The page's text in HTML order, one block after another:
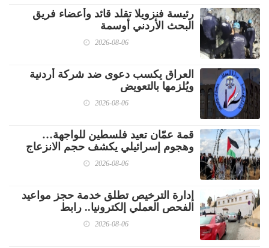
رئيسة فنزويلا تقلد قائد وأعضاء فريق
البحث الأردني أوسمة
2026-08-06
العراق يكسب دعوى ضد شركة أردنية
ويُلزمها بالتعويض
2026-08-06
قمة عمّان تعيد فلسطين للواجهة…
وهجوم إسرائيلي يكشف حجم الانزعاج
2026-08-06
إدارة الترخيص تطلق خدمة حجز مواعيد
الفحص العملي إلكترونيا.. رابط
2026-08-06